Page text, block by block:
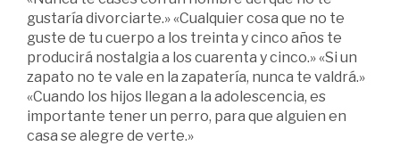
gustaría divorciarte.» «Cualquier cosa que no te
guste de tu cuerpo a los treinta y cinco años te
producirá nostalgia a los cuarenta y cinco.» «Si un
zapato no te vale en la zapatería, nunca te valdrá.»
«Cuando los hijos llegan a la adolescencia, es
importante tener un perro, para que alguien en
casa se alegre de verte.»